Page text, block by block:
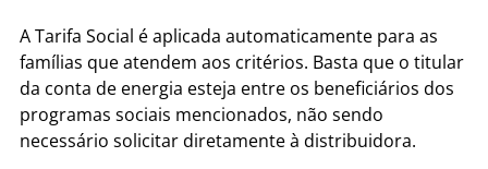
A Tarifa Social é aplicada automaticamente para as
famílias que atendem aos critérios. Basta que o titular
da conta de energia esteja entre os beneficiários dos
programas sociais mencionados, não sendo
necessário solicitar diretamente à distribuidora.